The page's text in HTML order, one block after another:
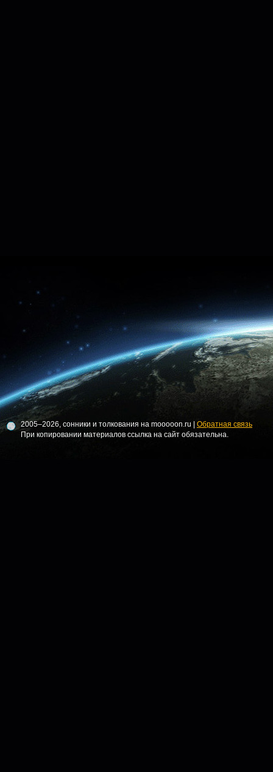
2005–2026, сонники и толкования на mooooon.ru | Обратная связь
При копировании материалов ссылка на сайт обязательна.